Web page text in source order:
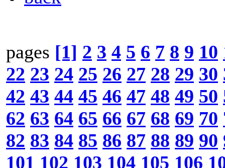
pages [1] 2 3 4 5 6 7 8 9 10
22 23 24 25 26 27 28 29 30
42 43 44 45 46 47 48 49 50
62 63 64 65 66 67 68 69 70
82 83 84 85 86 87 88 89 90
101 102 103 104 105 106